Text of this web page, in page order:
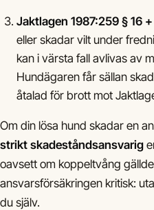
Jaktlagen 1987:259 § 16
eller skadar vilt under
kan i värsta fall avlivas av
Hundägaren får sällan
åtalad för brott mot
Om din lösa hund skadar en
strikt skadeståndsansvarig
oavsett om koppeltvång
ansvarsförsäkringen kritisk:
du själv.